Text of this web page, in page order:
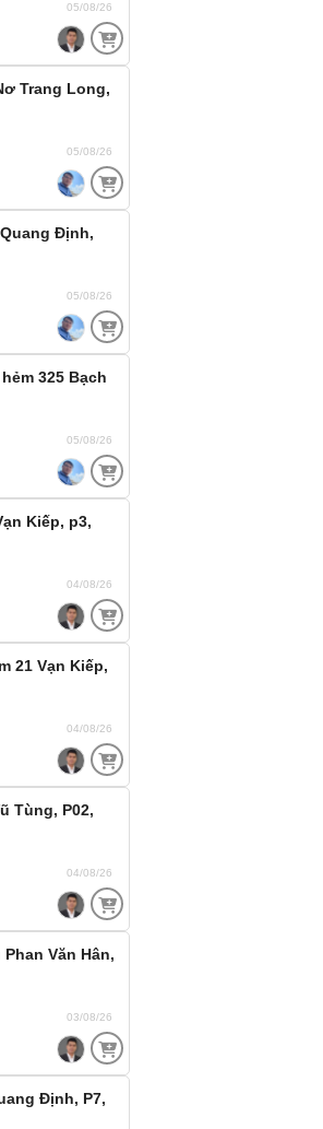
05/08/26
Trang Long,
05/08/26
Định,
05/08/26
325 Bạch
05/08/26
Kiếp, p3,
04/08/26
21 Vạn Kiếp,
04/08/26
Tùng, P02,
04/08/26
Văn Hân,
03/08/26
Định, P7,